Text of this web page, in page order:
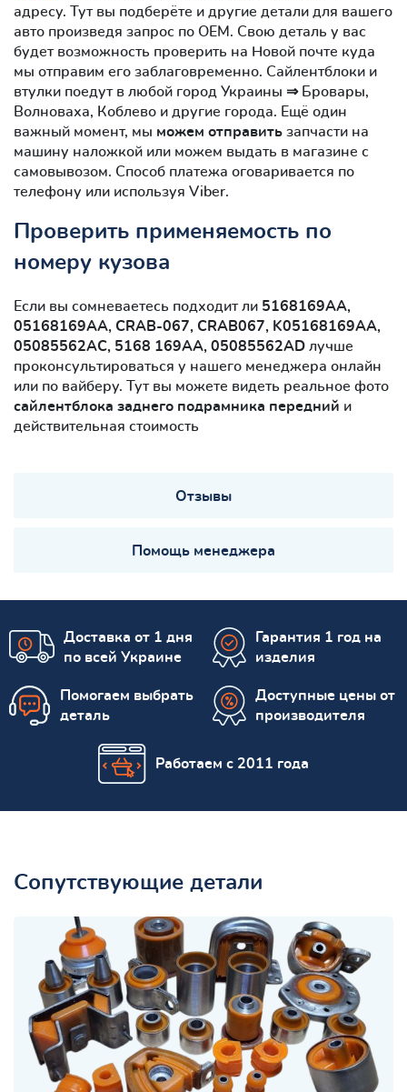
адресу. Тут вы подберёте и другие детали для вашего
авто произведя запрос по OEM. Свою деталь у вас
будет возможность проверить на Новой почте куда
мы отправим его заблаговременно. Сайлентблоки и
втулки поедут в любой город Украины ⇒ Бровары,
Волноваха, Коблево и другие города. Ещё один
важный момент, мы можем отправить запчасти на
машину наложкой или можем выдать в магазине с
самовывозом. Способ платежа оговаривается по
телефону или используя Viber.
Проверить применяемость по
номеру кузова
Если вы сомневаетесь подходит ли 5168169AA,
05168169AA, CRAB-067, CRAB067, K05168169AA,
05085562AC, 5168 169AA, 05085562AD лучше
проконсультироваться у нашего менеджера онлайн
или по вайберу. Тут вы можете видеть реальное фото
сайлентблокa заднего подрамника передний и
действительная стоимость
Отзывы
Помощь менеджера
Доставка от 1 дня
по всей Украине
Гарантия 1 год на
изделия
Помогаем выбрать
деталь
Доступные цены от
производителя
Работаем с 2011 года
Сопутствующие детали